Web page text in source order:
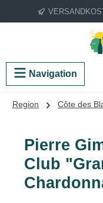
Zum Hauptinhalt
Navigation
Region Côte des
Pierre
Club